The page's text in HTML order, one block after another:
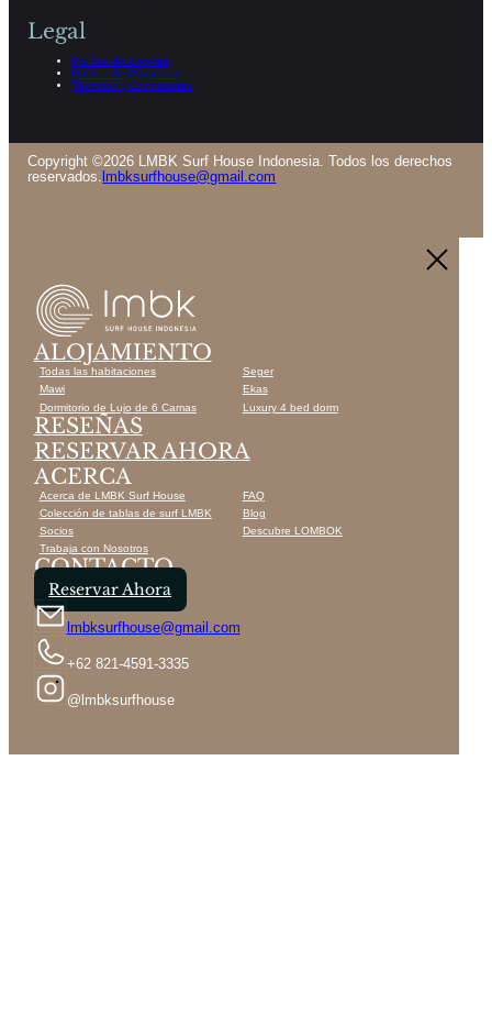
Legal
Política de Cookies
Política de Privacidad
Términos y Condiciones
Copyright ©2026 LMBK Surf House Indonesia. Todos los derechos
reservados. lmbksurfhouse@gmail.com
ALOJAMIENTO
Todas las habitaciones
Seger
Mawi
Ekas
Dormitorio de Lujo de 6 Camas
Luxury 4 bed dorm
RESEÑAS
RESERVAR AHORA
ACERCA
Acerca de LMBK Surf House
FAQ
Colección de tablas de surf LMBK
Blog
Socios
Descubre LOMBOK
Trabaja con Nosotros
CONTACTO
Reservar Ahora
lmbksurfhouse@gmail.com
+62 821-4591-3335
@lmbksurfhouse